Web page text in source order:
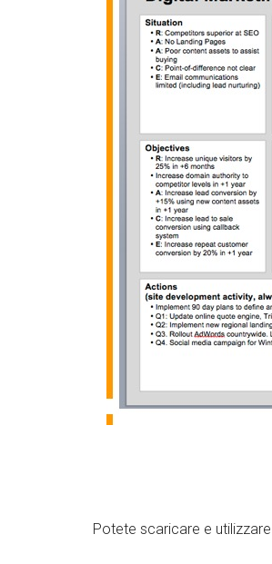
Potete scaricare e